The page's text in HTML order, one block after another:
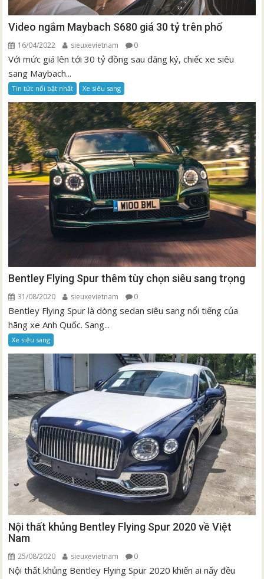
Video ngắm Maybach S680 giá 30 tỷ trên phố
16/04/2022 sieuxevietnam 0
Với mức giá lên tới 30 tỷ đồng sau đăng ký, chiếc xe siêu
sang Maybach...
Tin tức nổi bật nhất Xe siêu sang
Bentley Flying Spur thêm tùy chọn siêu sang trọng
31/08/2020 sieuxevietnam 0
Bentley Flying Spur là dòng sedan siêu sang nổi tiếng của
hãng xe Anh Quốc. Sang...
Xe siêu sang
Nội thất khủng Bentley Flying Spur 2020 về Việt
Nam
25/08/2020 sieuxevietnam 0
Nội thất khủng Bentley Flying Spur 2020 khiến ai nấy đều